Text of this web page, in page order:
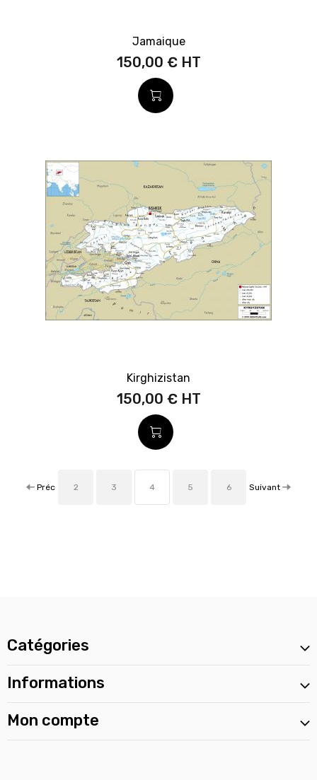
Jamaique
150,00 €
Kirghizistan
150,00 €
Préc 2 3 4 5 6 Suivant
Catégories
Informations
Mon compte